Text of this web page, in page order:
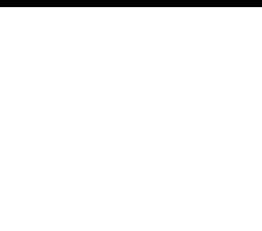
Szolgáltatások